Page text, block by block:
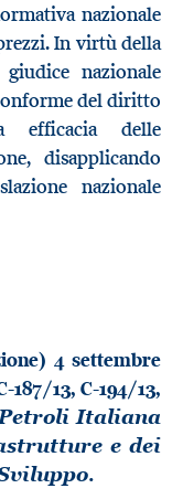
nazionale
In virtù della
nazionale
del diritto
efficacia delle
disapplicando
nazionale
4 settembre
187/13, C-194/13,
Italiana
e dei
.